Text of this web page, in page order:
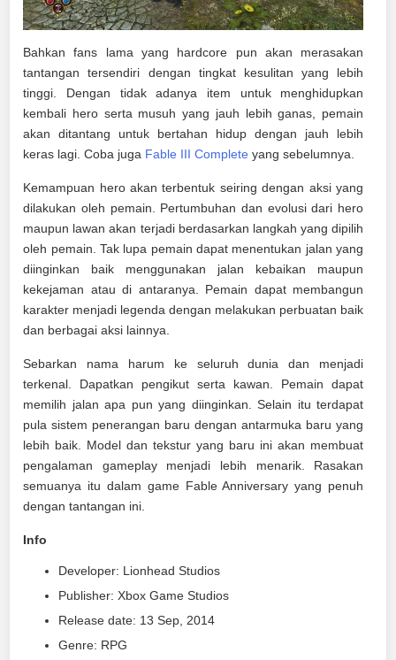
Bahkan fans lama yang hardcore pun akan merasakan
tantangan tersendiri dengan tingkat kesulitan yang lebih
tinggi. Dengan tidak adanya item untuk menghidupkan
kembali hero serta musuh yang jauh lebih ganas, pemain
akan ditantang untuk bertahan hidup dengan jauh lebih
keras lagi. Coba juga Fable III Complete yang sebelumnya.
Kemampuan hero akan terbentuk seiring dengan aksi yang
dilakukan oleh pemain. Pertumbuhan dan evolusi dari hero
maupun lawan akan terjadi berdasarkan langkah yang dipilih
oleh pemain. Tak lupa pemain dapat menentukan jalan yang
diinginkan baik menggunakan jalan kebaikan maupun
kekejaman atau di antaranya. Pemain dapat membangun
karakter menjadi legenda dengan melakukan perbuatan baik
dan berbagai aksi lainnya.
Sebarkan nama harum ke seluruh dunia dan menjadi
terkenal. Dapatkan pengikut serta kawan. Pemain dapat
memilih jalan apa pun yang diinginkan. Selain itu terdapat
pula sistem penerangan baru dengan antarmuka baru yang
lebih baik. Model dan tekstur yang baru ini akan membuat
pengalaman gameplay menjadi lebih menarik. Rasakan
semuanya itu dalam game Fable Anniversary yang penuh
dengan tantangan ini.
Info
Developer: Lionhead Studios
Publisher: Xbox Game Studios
Release date: 13 Sep, 2014
Genre: RPG